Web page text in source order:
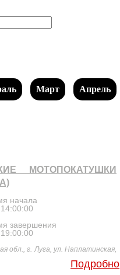
Март Апрель
МОТОПОКАТУШКИ
начала
завершения
обл., г. Луга, ул. Наплатинская,
Подробно